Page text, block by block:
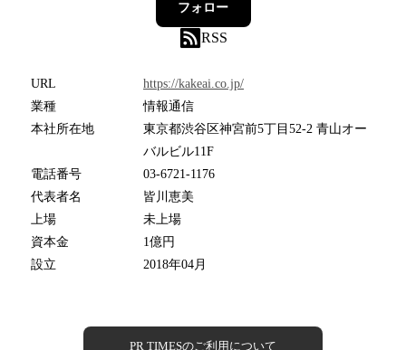
フォロー
RSS
URL
https://kakeai.co.jp/
業種
情報通信
本社所在地
東京都渋谷区神宮前5丁目52-2 青山オー
バルビル11F
電話番号
03-6721-1176
代表者名
皆川恵美
上場
未上場
資本金
1億円
設立
2018年04月
PR TIMESのご利用について